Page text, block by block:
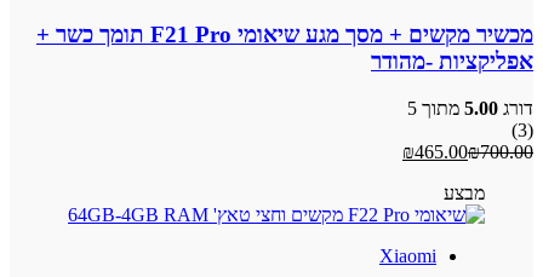
מכשיר מקשים + מסך מגע שיאומי F21 Pro תומך כשר +
אפליקציות -מהודר
דורג 5.00 מתוך 5
(3)
₪700.00
₪465.00
מבצע
Xiaomi